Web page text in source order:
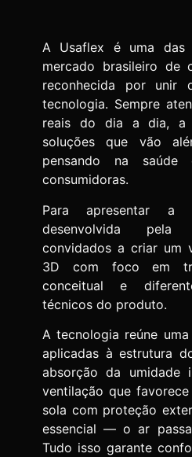
A Usaflex é uma das
mercado brasileiro de
reconhecida por unir
tecnologia. Sempre
reais do dia a dia, a
soluções que vão
pensando na saúde
consumidoras.
Para apresentar a
desenvolvida pela
convidados a criar um
3D com foco em
conceitual e
técnicos do produto.
A tecnologia reúne
aplicadas à estrutura
absorção da umidade
ventilação que
sola com proteção
essencial — o ar
Tudo isso garante